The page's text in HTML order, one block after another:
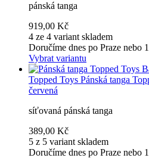
pánská tanga
919,00 Kč
4 ze 4 variant skladem
Doručíme dnes po Praze nebo
Vybrat variantu
Topped Toys Pánská tanga
červená
síťovaná pánská tanga
389,00 Kč
5 z 5 variant skladem
Doručíme dnes po Praze nebo